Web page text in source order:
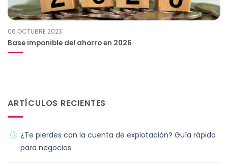
06 OCTUBRE 2023
Base imponible del ahorro en 2026
ARTÍCULOS RECIENTES
¿Te pierdes con la cuenta de explotación? Guía rápida
para negocios